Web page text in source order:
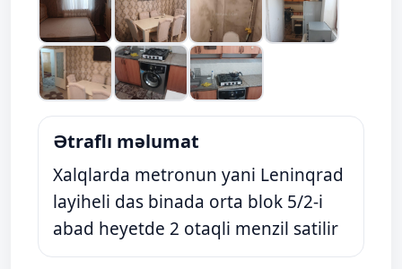
Ətraflı məlumat
Xalqlarda metronun yani Leninqrad
layiheli das binada orta blok 5/2-i
abad heyetde 2 otaqli menzil satilir